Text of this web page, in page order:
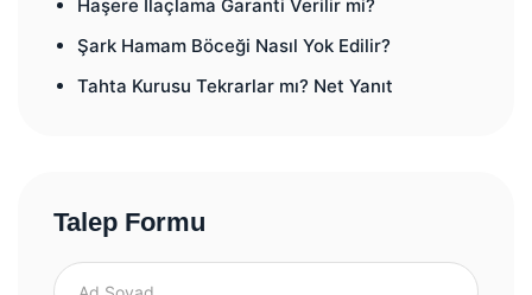
Haşere İlaçlama Garanti Verilir mi?
Şark Hamam Böceği Nasıl Yok Edilir?
Tahta Kurusu Tekrarlar mı? Net Yanıt
Talep Formu